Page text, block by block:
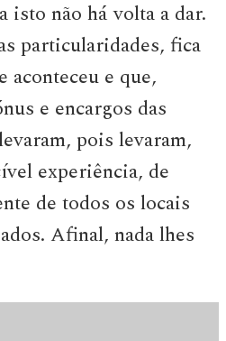
isto não há volta a dar.
particularidades, fica
aconteceu e que,
e encargos das
pois levaram,
experiência, de
de todos os locais
Afinal, nada lhes